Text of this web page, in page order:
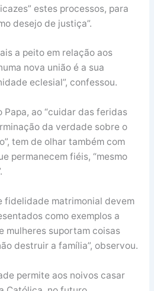
estes processos, para
desejo de justiça”.
a peito em relação aos
nova união é a sua
eclesial”, confessou.
Papa, ao “cuidar das feridas
da verdade sobre o
tem de olhar também com
permanecem fiéis, “mesmo
fidelidade matrimonial devem
como exemplos a
mulheres suportam coisas
destruir a família”, observou.
permite aos noivos casar